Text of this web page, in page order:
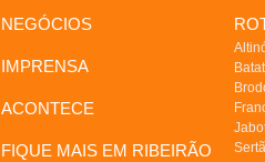
NEGÓCIOS
IMPRENSA
ACONTECE
FIQUE MAIS EM RIBEIRÃO